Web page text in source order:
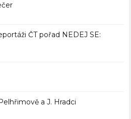
ČT pořad NEDEJ SE:
a J. Hradci